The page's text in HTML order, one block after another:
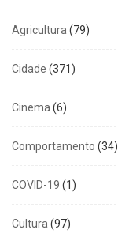
Agricultura (79)
Cidade (371)
Cinema (6)
Comportamento (34)
COVID-19 (1)
Cultura (97)